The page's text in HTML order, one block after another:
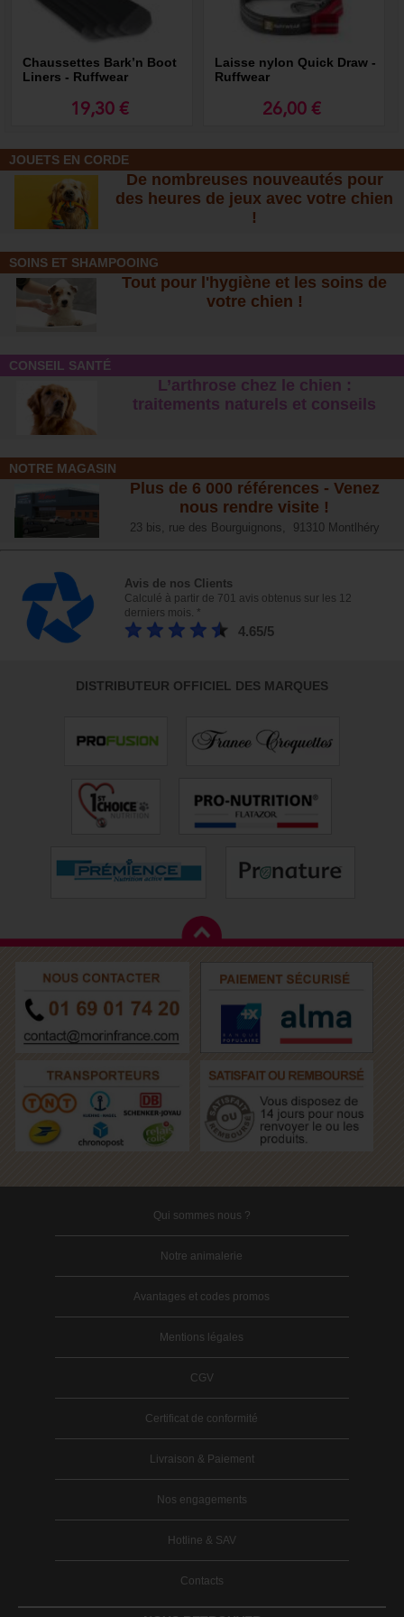
Chaussettes Bark’n Boot
Liners - Ruffwear
19,30 €
Laisse nylon Quick Draw -
Ruffwear
26,00 €
JOUETS EN CORDE
De nombreuses nouveautés pour
des heures de jeux avec votre chien
!
SOINS ET SHAMPOOING
Tout pour l'hygiène et les soins de
votre chien !
CONSEIL SANTÉ
L’arthrose chez le chien :
traitements naturels et conseils
NOTRE MAGASIN
Plus de 6 000 références - Venez
nous rendre visite !
23 bis, rue des Bourguignons, 91310 Montlhéry
Avis de nos Clients
Calculé à partir de 701 avis obtenus sur les 12
derniers mois. *
4.65/5
DISTRIBUTEUR OFFICIEL DES MARQUES
Qui sommes nous ?
Notre animalerie
Avantages et codes promos
Mentions légales
CGV
Certificat de conformité
Livraison & Paiement
Nos engagements
Hotline & SAV
Contacts